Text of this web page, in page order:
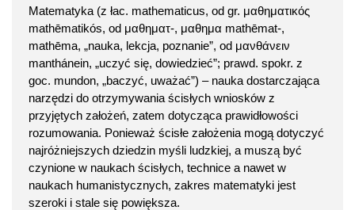
Matematyka (z łac. mathematicus, od gr. μαθηματικός
mathēmatikós, od μαθηματ-, μαθημα mathēmat-,
mathēma, „nauka, lekcja, poznanie”, od μανθάνειν
manthánein, „uczyć się, dowiedzieć”; prawd. spokr. z
goc. mundon, „baczyć, uważać”) – nauka dostarczająca
narzędzi do otrzymywania ścisłych wniosków z
przyjętych założeń, zatem dotycząca prawidłowości
rozumowania. Ponieważ ścisłe założenia mogą dotyczyć
najróżniejszych dziedzin myśli ludzkiej, a muszą być
czynione w naukach ścisłych, technice a nawet w
naukach humanistycznych, zakres matematyki jest
szeroki i stale się powiększa.